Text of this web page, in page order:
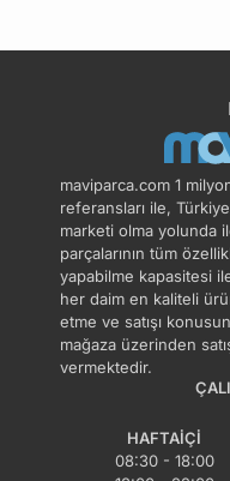
maviparca.com 1
referansları ile,
marketi olma yolunda
parçalarının tüm
yapabilme kapasitesi
her daim en kaliteli
etme ve satışı
mağaza üzerinden
vermektedir.
HAFTAIÇI
08:30 - 18:00